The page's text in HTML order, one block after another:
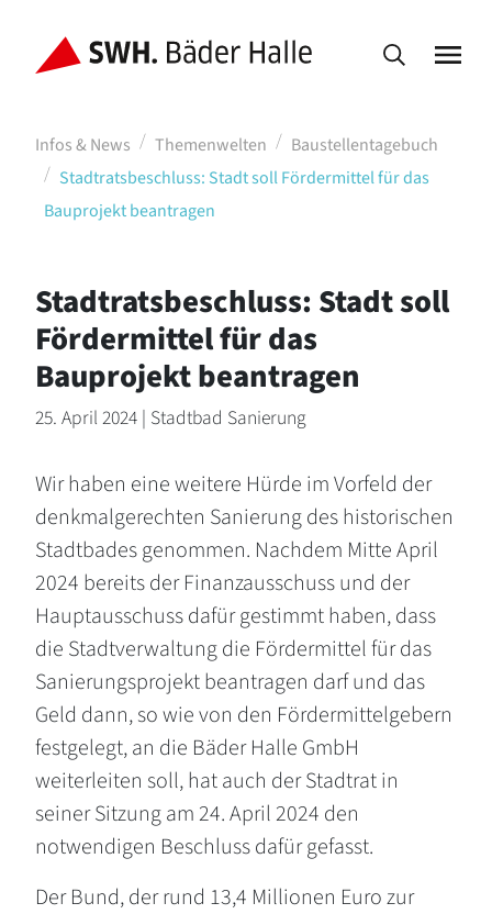
Infos & News Themenwelten
Baustellentagebuch
Stadtratsbeschluss: Stadt soll Fördermittel für das
Bauprojekt beantragen
Stadtratsbeschluss: Stadt soll
Fördermittel für das
Bauprojekt beantragen
25. April 2024 | Stadtbad Sanierung
Wir haben eine weitere Hürde im Vorfeld der
denkmalgerechten Sanierung des historischen
Stadtbades genommen. Nachdem Mitte April
2024 bereits der Finanzausschuss und der
Hauptausschuss dafür gestimmt haben, dass
die Stadtverwaltung die Fördermittel für das
Sanierungsprojekt beantragen darf und das
Geld dann, so wie von den Fördermittelgebern
festgelegt, an die Bäder Halle GmbH
weiterleiten soll, hat auch der Stadtrat in
seiner Sitzung am 24. April 2024 den
notwendigen Beschluss dafür gefasst.
Der Bund, der rund 13,4 Millionen Euro zur